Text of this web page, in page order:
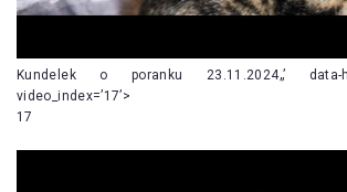
Kundelek o poranku 23.11.2024„’ data-
video_index=’17’>
17